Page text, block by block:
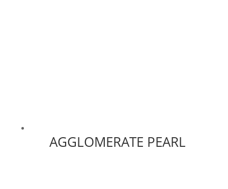
AGGLOMERATE PEARL